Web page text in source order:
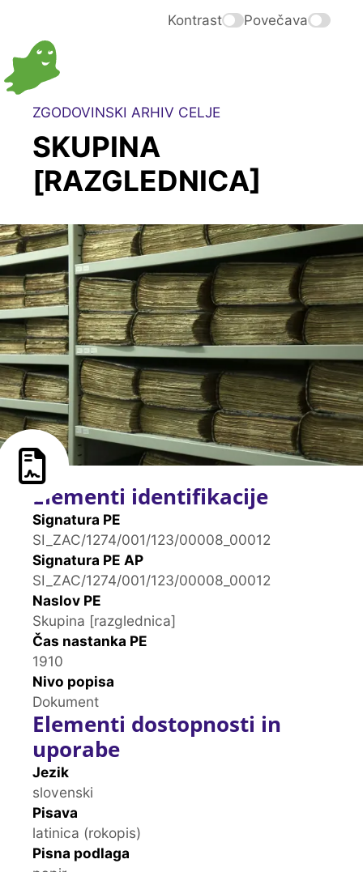
Kontrast Povečava
ZGODOVINSKI ARHIV CELJE
SKUPINA
[RAZGLEDNICA]
Elementi identifikacije
Signatura PE
SI_ZAC/1274/001/123/00008_00012
Signatura PE AP
SI_ZAC/1274/001/123/00008_00012
Naslov PE
Skupina [razglednica]
Čas nastanka PE
1910
Nivo popisa
Dokument
Elementi dostopnosti in
uporabe
Jezik
slovenski
Pisava
latinica (rokopis)
Pisna podlaga